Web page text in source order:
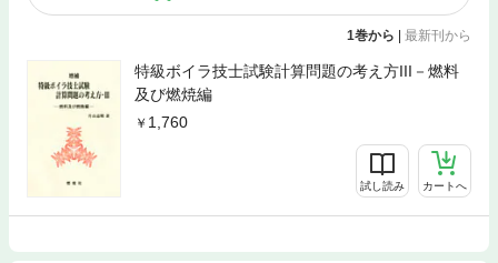
1巻から 最新刊から
特級ボイラ技士試験計算問題の考え方III－燃料
及び燃焼編
1,760
試し読み カートへ